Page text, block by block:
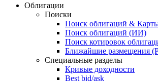
Облигации
Поиски
Поиск облигаций &
Поиск облигаций (ИИ)
Поиск котировок
Ближайшие размещения
Специальные разделы
Кривые доходности
Best bid/ask